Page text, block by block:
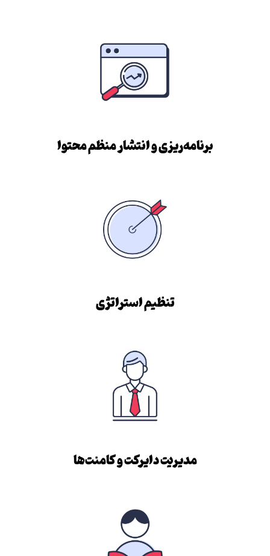
برنامه‌ریزی و انتشار منظم محتوا
تنظیم استراتژی
مدیریت دایرکت و کامنت‌ها